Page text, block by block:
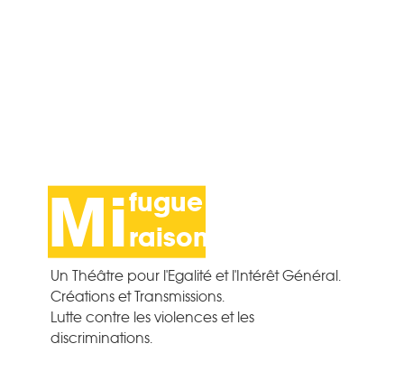
Mifugue
raison
Un Théâtre pour l'Egalité et l'Intérêt Général.
Créations et Transmissions.
Lutte contre les violences et les
discriminations.
Mifugue
raison
Pour un théâtre d'intérêt général.
Transmissions et créations.
Textes contemporains.